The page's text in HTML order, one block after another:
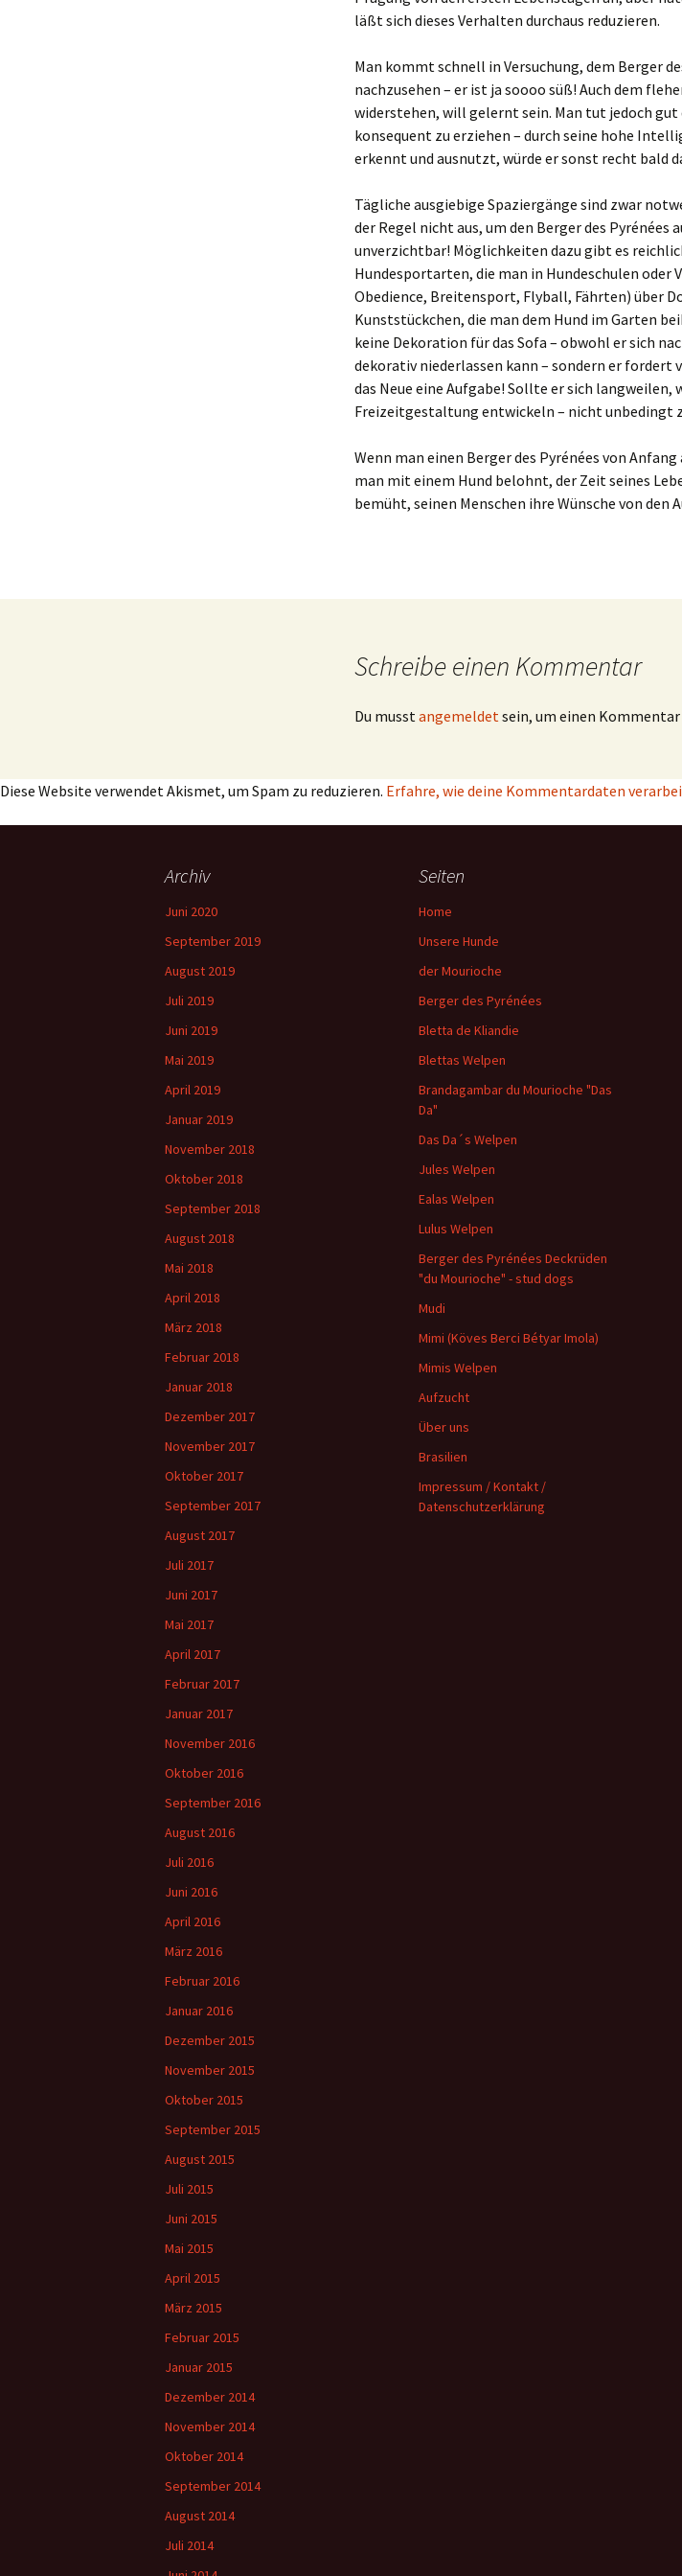
läßt sich dieses Verhalten durchaus reduzieren.
Man kommt schnell in Versuchung, dem Berger
nachzusehen – er ist ja soooo süß! Auch dem
widerstehen, will gelernt sein. Man tut jedoch gut
konsequent zu erziehen – durch seine hohe
erkennt und ausnutzt, würde er sonst recht bald
Tägliche ausgiebige Spaziergänge sind zwar
der Regel nicht aus, um den Berger des
unverzichtbar! Möglichkeiten dazu gibt es
Hundesportarten, die man in Hundeschulen oder
Obedience, Breitensport, Flyball, Fährten) über
Kunststückchen, die man dem Hund im Garten
keine Dekoration für das Sofa – obwohl er sich
dekorativ niederlassen kann – sondern er fordert
das Neue eine Aufgabe! Sollte er sich langweilen,
Freizeitgestaltung entwickeln – nicht unbedingt
Wenn man einen Berger des Pyrénées von
man mit einem Hund belohnt, der Zeit seines
bemüht, seinen Menschen ihre Wünsche von den
Schreibe einen Kommentar
Du musstangemeldetsein, um einen Kommentar
Diese Website verwendet Akismet, um Spam zu reduzieren. Erfahre, wie deine Kommentardaten
Archiv
Juni 2020
September 2019
August 2019
Juli 2019
Juni 2019
Mai 2019
April 2019
Januar 2019
November 2018
Oktober 2018
September 2018
August 2018
Mai 2018
April 2018
März 2018
Februar 2018
Januar 2018
Dezember 2017
November 2017
Oktober 2017
September 2017
August 2017
Juli 2017
Juni 2017
Mai 2017
April 2017
Februar 2017
Januar 2017
November 2016
Oktober 2016
September 2016
August 2016
Juli 2016
Juni 2016
April 2016
März 2016
Februar 2016
Januar 2016
Dezember 2015
November 2015
Oktober 2015
September 2015
August 2015
Juli 2015
Juni 2015
Mai 2015
April 2015
März 2015
Februar 2015
Januar 2015
Dezember 2014
November 2014
Oktober 2014
September 2014
August 2014
Juli 2014
Seiten
Home
Unsere Hunde
der Mourioche
Berger des Pyrénées
Bletta de Kliandie
Blettas Welpen
Brandagambar du Mourioche "Das
Da"
Das Da´s Welpen
Jules Welpen
Ealas Welpen
Lulus Welpen
Berger des Pyrénées Deckrüden
"du Mourioche" - stud dogs
Mudi
Mimi (Köves Berci Bétyar Imola)
Mimis Welpen
Aufzucht
Über uns
Brasilien
Impressum / Kontakt /
Datenschutzerklärung